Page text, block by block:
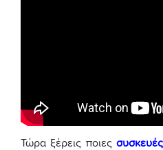
Τώρα ξέρεις ποιες συσκευές